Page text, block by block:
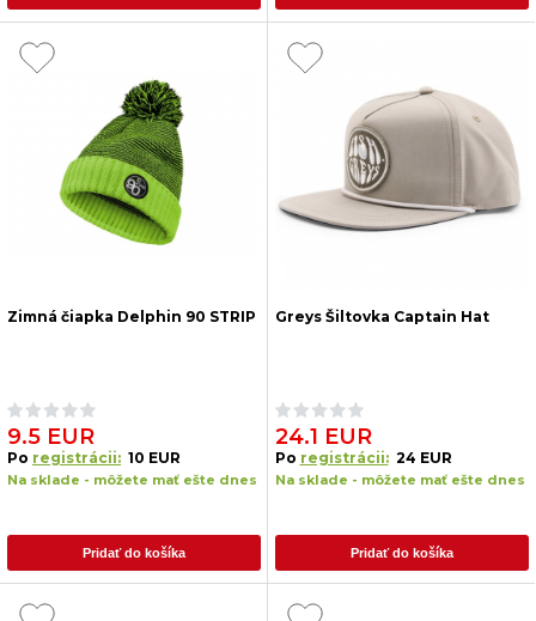
Zimná čiapka Delphin 90 STRIP
9.5 EUR
Po registrácii: 10 EUR
Na sklade - môžete mať ešte dnes
Pridať do košíka
Greys Šiltovka Captain Hat
24.1 EUR
Po registrácii: 24 EUR
Na sklade - môžete mať ešte dnes
Pridať do košíka